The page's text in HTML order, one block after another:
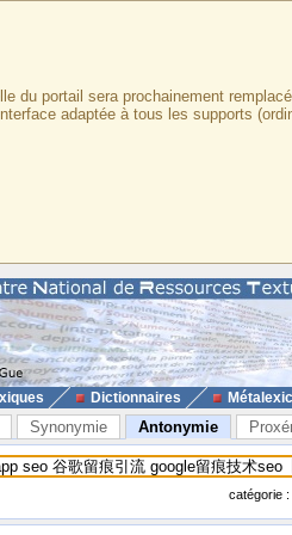
du portail sera prochainement
adaptée à tous les supports
Dictionnaires
Synonymie Antonymie
catégorie :